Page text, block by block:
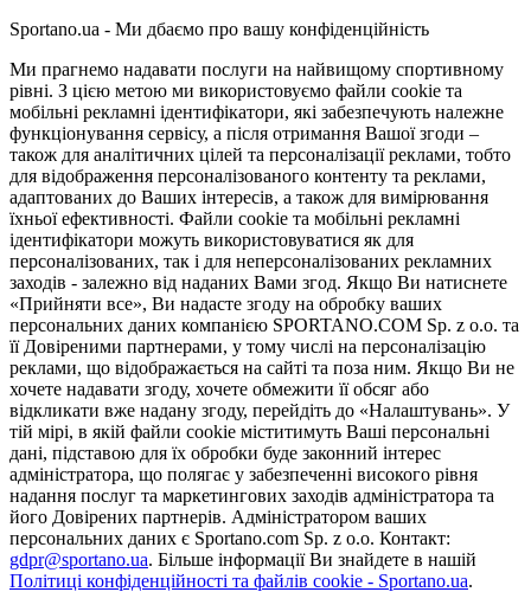
Sportano.ua - Ми дбаємо про вашу конфіденційність
Ми прагнемо надавати послуги на найвищому спортивному
рівні. З цією метою ми використовуємо файли cookie та
мобільні рекламні ідентифікатори, які забезпечують належне
функціонування сервісу, а після отримання Вашої згоди –
також для аналітичних цілей та персоналізації реклами, тобто
для відображення персоналізованого контенту та реклами,
адаптованих до Ваших інтересів, а також для вимірювання
їхньої ефективності. Файли cookie та мобільні рекламні
ідентифікатори можуть використовуватися як для
персоналізованих, так і для неперсоналізованих рекламних
заходів - залежно від наданих Вами згод. Якщо Ви натиснете
«Прийняти все», Ви надасте згоду на обробку ваших
персональних даних компанією SPORTANO.COM Sp. z o.o. та
її Довіреними партнерами, у тому числі на персоналізацію
реклами, що відображається на сайті та поза ним. Якщо Ви не
хочете надавати згоду, хочете обмежити її обсяг або
відкликати вже надану згоду, перейдіть до «Налаштувань». У
тій мірі, в якій файли cookie міститимуть Ваші персональні
дані, підставою для їх обробки буде законний інтерес
адміністратора, що полягає у забезпеченні високого рівня
надання послуг та маркетингових заходів адміністратора та
його Довірених партнерів. Адміністратором ваших
персональних даних є Sportano.com Sp. z o.o. Контакт:
gdpr@sportano.ua. Більше інформації Ви знайдете в нашій
Політиці конфіденційності та файлів cookie - Sportano.ua.